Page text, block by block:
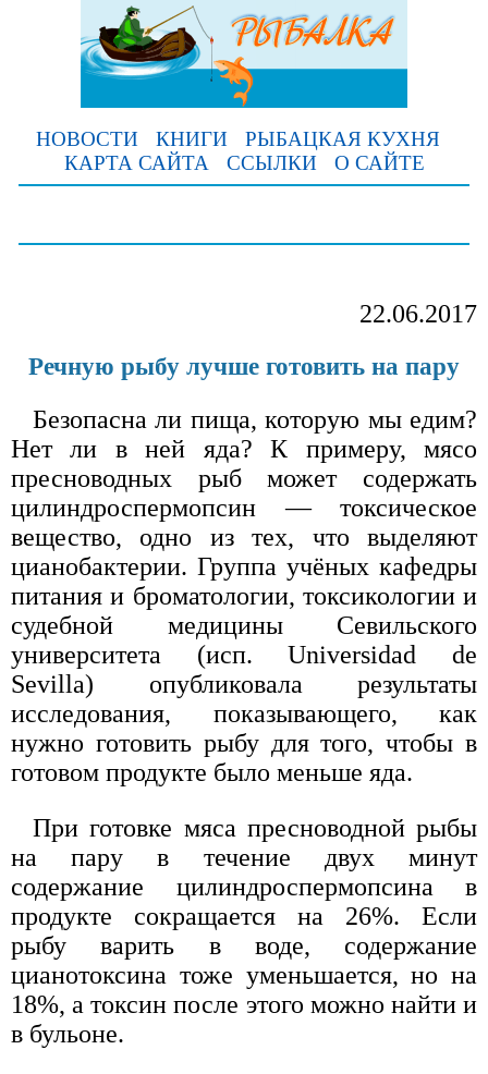
НОВОСТИ КНИГИ
РЫБАЦКАЯ КУХНЯ
КАРТА САЙТА
ССЫЛКИ О САЙТЕ
22.06.2017
Речную рыбу лучше готовить на пару
Безопасна ли пища, которую мы едим?
Нет ли в ней яда? К примеру, мясо
пресноводных рыб может содержать
цилиндроспермопсин — токсическое
вещество, одно из тех, что выделяют
цианобактерии. Группа учёных кафедры
питания и броматологии, токсикологии и
судебной медицины Севильского
университета (исп. Universidad de
Sevilla) опубликовала результаты
исследования, показывающего, как
нужно готовить рыбу для того, чтобы в
готовом продукте было меньше яда.
При готовке мяса пресноводной рыбы
на пару в течение двух минут
содержание цилиндроспермопсина в
продукте сокращается на 26%. Если
рыбу варить в воде, содержание
цианотоксина тоже уменьшается, но на
18%, а токсин после этого можно найти и
в бульоне.